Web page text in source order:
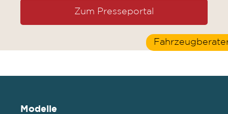
Zum Presseportal
Modelle